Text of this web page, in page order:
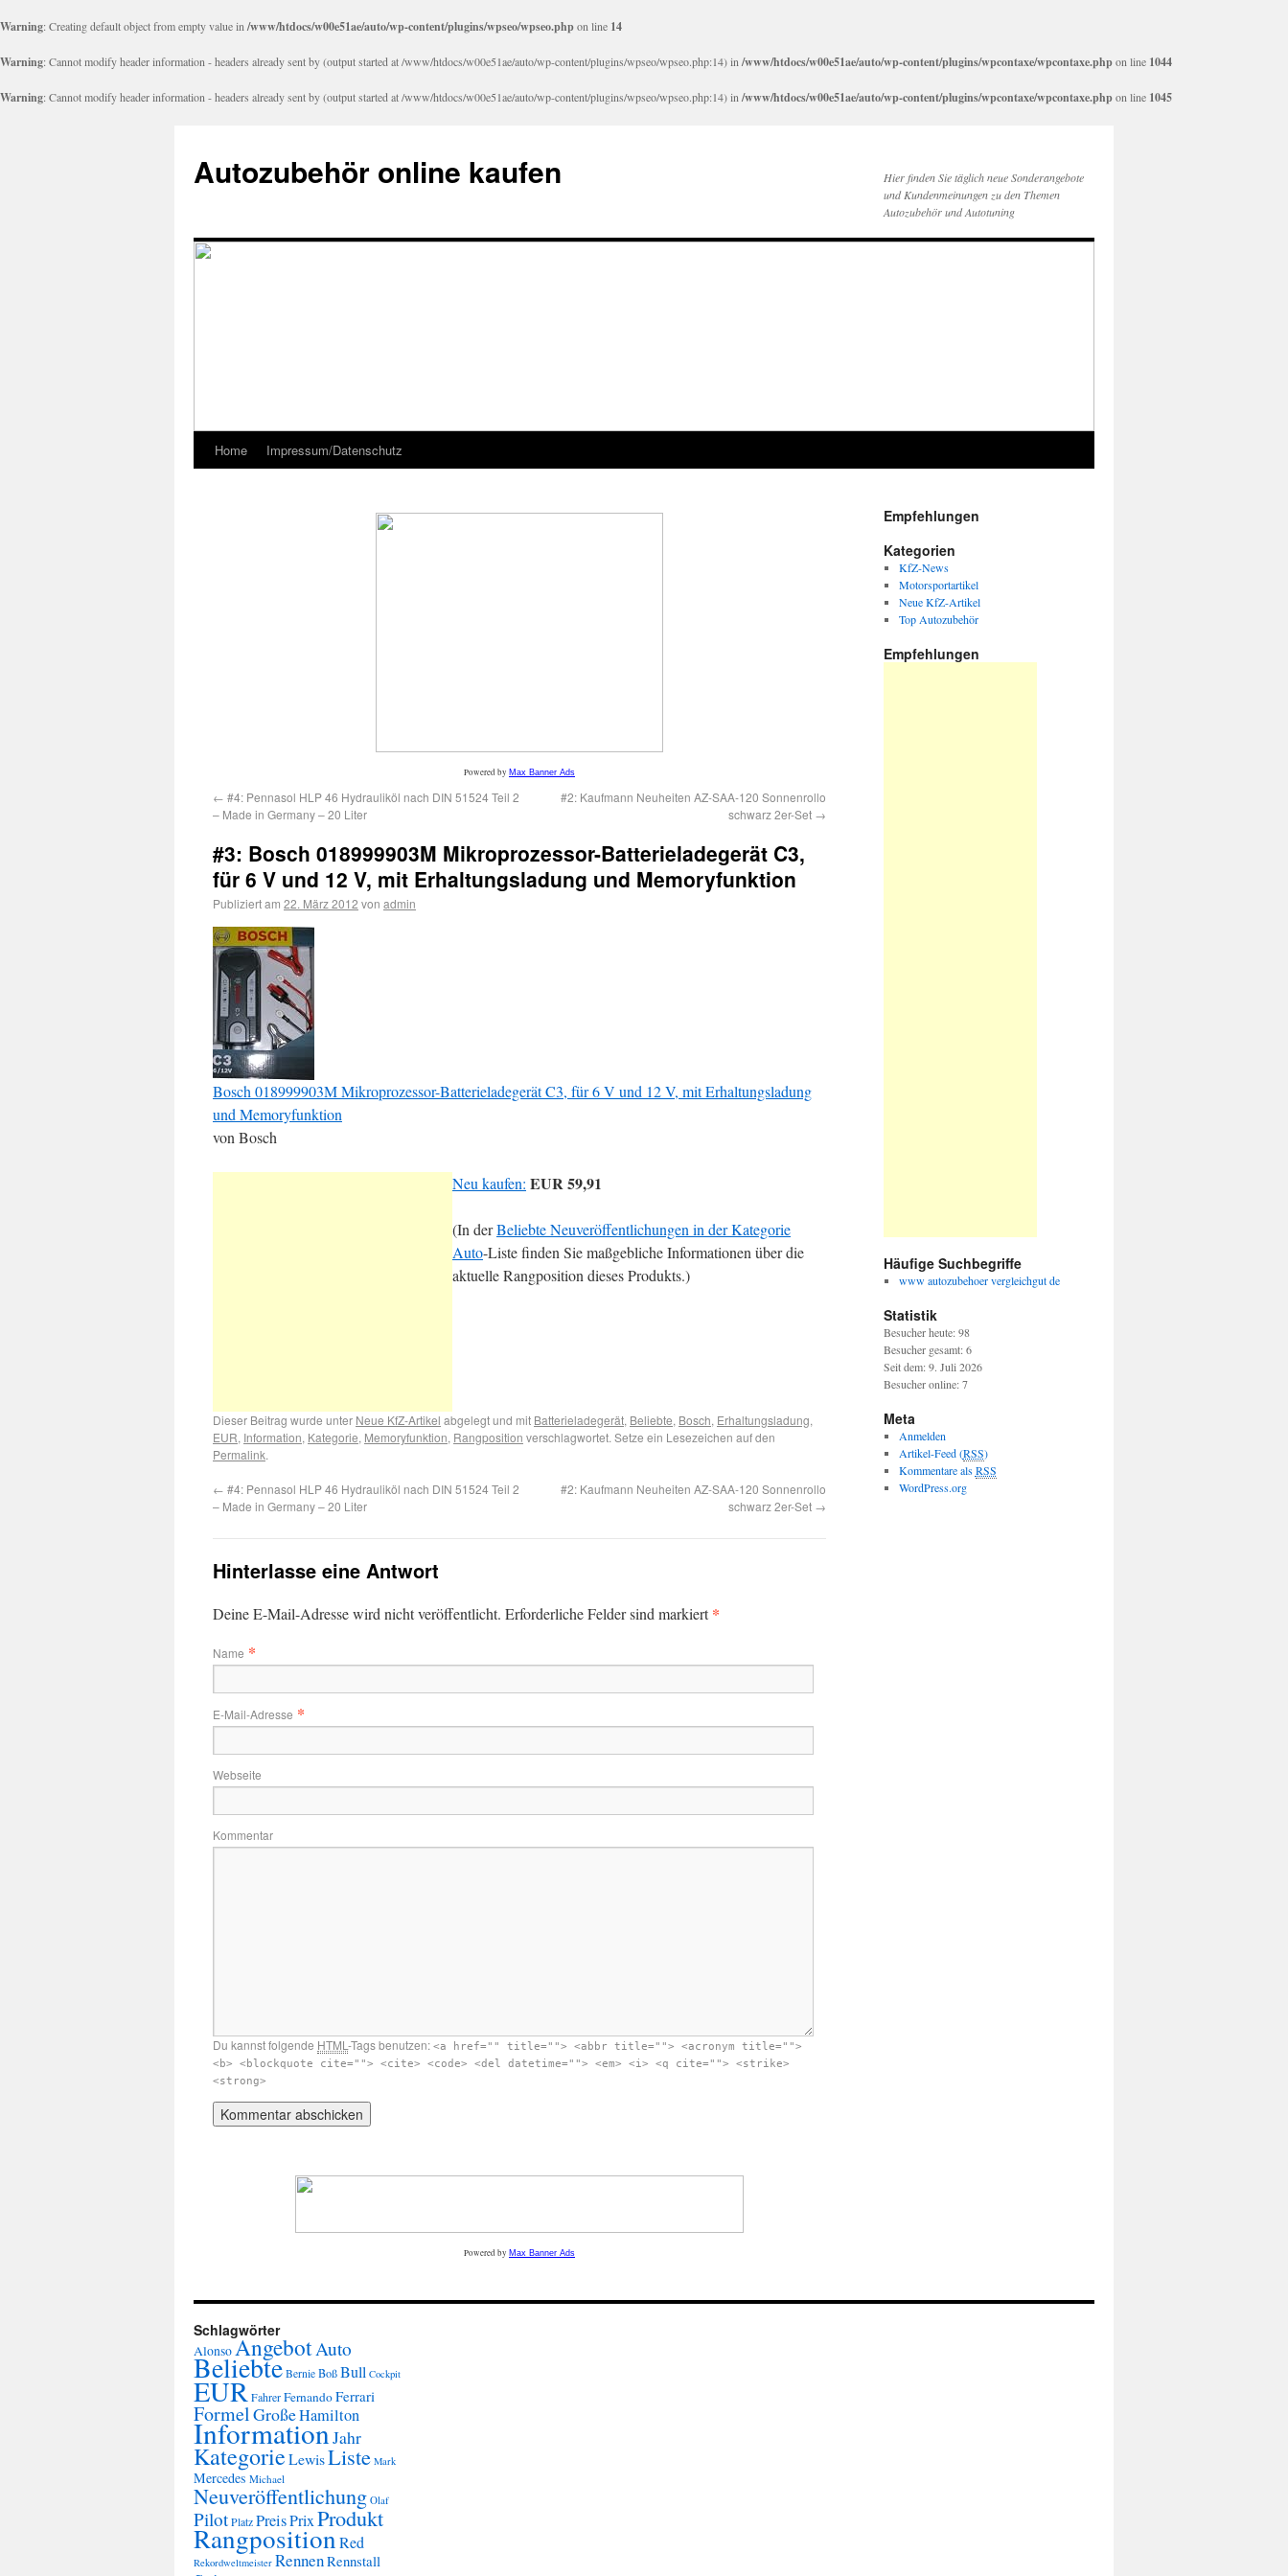
Warning: Creating default object from empty value in /www/htdocs/w00e51ae/auto/wp-content/plugins/wpseo/wpseo.phpon line 14
Warning: Cannot modify header information - headers already sent by (output started at /www/htdocs/w00e51ae/auto/wp-content/plugins/wpseo/wpseo.php:14) in /www/htdocs/w00e51ae/auto/wp-content/plugins/wpcontaxe/wpcontaxe.phpon line 1044
Warning: Cannot modify header information - headers already sent by (output started at /www/htdocs/w00e51ae/auto/wp-content/plugins/wpseo/wpseo.php:14) in /www/htdocs/w00e51ae/auto/wp-content/plugins/wpcontaxe/wpcontaxe.phpon line 1045
Autozubehör online kaufen
Hier finden Sie täglich neue Sonderangebote
und Kundenmeinungen zu den Themen
Autozubehör und Autotuning
Home Impressum/Datenschutz
Powered by Max Banner Ads
← #4: Pennasol HLP 46 Hydrauliköl nach DIN 51524 Teil 2
– Made in Germany – 20 Liter
#2: Kaufmann Neuheiten AZ-SAA-120 Sonnenrollo
schwarz 2er-Set →
#3: Bosch 018999903M Mikroprozessor-Batterieladegerät C3,
für 6 V und 12 V, mit Erhaltungsladung und Memoryfunktion
Publiziert am 22. März 2012 von admin
Bosch 018999903M Mikroprozessor-Batterieladegerät C3, für 6 V und 12 V, mit Erhaltungsladung
und Memoryfunktion
von Bosch
Neu kaufen: EUR 59,91
(In derBeliebte Neuveröffentlichungen in der Kategorie
Auto-Liste finden Sie maßgebliche Informationen über die
aktuelle Rangposition dieses Produkts.)
Dieser Beitrag wurde unter Neue KfZ-Artikel abgelegt und mit Batterieladegerät, Beliebte, Bosch, Erhaltungsladung,
EUR, Information, Kategorie, Memoryfunktion, Rangposition verschlagwortet. Setze ein Lesezeichen auf den
Permalink.
← #4: Pennasol HLP 46 Hydrauliköl nach DIN 51524 Teil 2
– Made in Germany – 20 Liter
#2: Kaufmann Neuheiten AZ-SAA-120 Sonnenrollo
schwarz 2er-Set →
Hinterlasse eine Antwort
Deine E-Mail-Adresse wird nicht veröffentlicht. Erforderliche Felder sind markiert*
Name *
E-Mail-Adresse *
Webseite
Kommentar
Du kannst folgende HTML -Tags benutzen: <a href="" title=""> <abbr title=""> <acronym title="">
<b> <blockquote cite=""> <cite> <code> <del datetime=""> <em> <i> <q cite=""> <strike>
<strong>
Powered by Max Banner Ads
Empfehlungen
Kategorien
KfZ-News
Motorsportartikel
Neue KfZ-Artikel
Top Autozubehör
Empfehlungen
Häufige Suchbegriffe
www autozubehoer vergleichgut de
Statistik
Besucher heute: 98
Besucher gesamt: 6
Seit dem: 9. Juli 2026
Besucher online: 7
Meta
Anmelden
Artikel-Feed (RSS)
Kommentare alsRSS
WordPress.org
Schlagwörter
AlonsoAngebotAuto
Beliebte Bernie BoßBull Cockpit
EURFahrerFernandoFerrari
FormelGroßeHamilton
InformationJahr
KategorieLewisListe Mark
Mercedes Michael
Neuveröffentlichung Olaf
PilotPlatzPreisPrixProdukt
RangpositionRed
Rekordweltmeister RennenRennstall